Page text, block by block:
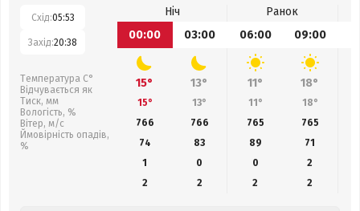
Схід:05:53
Захід:20:38
Температура С°
Відчувається як
Тиск, мм
Вологість, %
Вітер, м/с
Ймовірність опадів,
%
Ніч
Ранок
00:00
03:00 06:00 09:00
15° 13° 11° 18°
15° 13° 11° 18°
766
766 765 765
74
83 89 71
1
0 0
2
2
2 2 2